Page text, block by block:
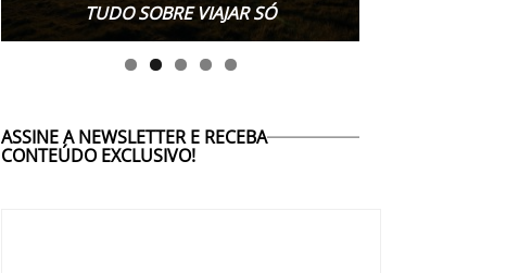
TUDO SOBRE VIAJAR SÓ
TUDO SOBRE WORK EXCHANGE
ASSINE A NEWSLETTER E RECEBA
CONTEÚDO EXCLUSIVO!